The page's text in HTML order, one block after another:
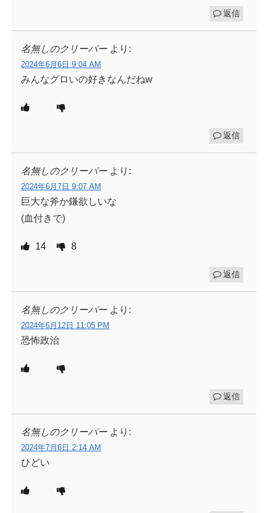
返信
名無しのクリーパー より:
2024年6月6日 9:04 AM
みんなグロいの好きなんだねw
返信
名無しのクリーパー より:
2024年6月7日 9:07 AM
巨大な斧か鎌欲しいな
(血付きで)
14 8
返信
名無しのクリーパー より:
2024年6月12日 11:05 PM
恐怖政治
返信
名無しのクリーパー より:
2024年7月6日 2:14 AM
ひどい